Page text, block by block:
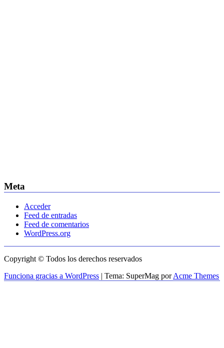
Meta
Acceder
Feed de entradas
Feed de comentarios
WordPress.org
Copyright © Todos los derechos reservados
Funciona gracias a WordPress | Tema: SuperMag porAcme Themes